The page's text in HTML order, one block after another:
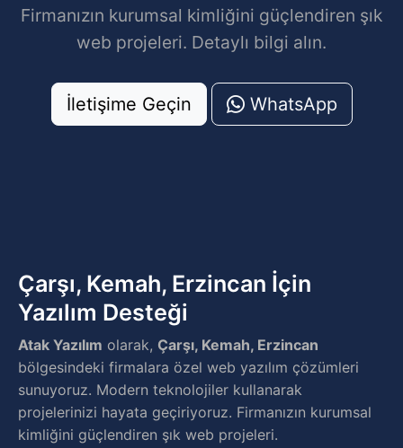
Firmanızın kurumsal kimliğini güçlendiren şık
web projeleri. Detaylı bilgi alın.
İletişime Geçin WhatsApp
Çarşı, Kemah, Erzincan İçin
Yazılım Desteği
Atak Yazılım olarak, Çarşı, Kemah, Erzincan
bölgesindeki firmalara özel web yazılım çözümleri
sunuyoruz. Modern teknolojiler kullanarak
projelerinizi hayata geçiriyoruz. Firmanızın kurumsal
kimliğini güçlendiren şık web projeleri.